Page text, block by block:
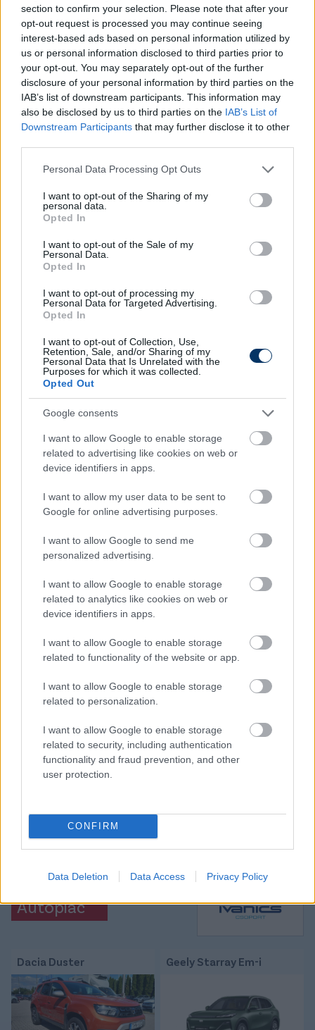
section to confirm your selection. Please note that after your
opt-out request is processed you may continue seeing
interest-based ads based on personal information utilized by
us or personal information disclosed to third parties prior to
your opt-out. You may separately opt-out of the further
disclosure of your personal information by third parties on the
IAB’s list of downstream participants. This information may
also be disclosed by us to third parties on the IAB’s List of
Downstream Participants that may further disclose it to other
Please note that this website/app uses one or more Google
not limited to your visit or usage behaviour. You may click to
grant or deny consent to Google and its third-party tags to
use your data for below specified purposes in below Google
consent section.
Personal Data Processing Opt Outs
I want to opt-out of the Sharing of my
personal data.
Opted In
I want to opt-out of the Sale of my
Personal Data.
Opted In
I want to opt-out of processing my
Personal Data for Targeted Advertising.
Opted In
I want to opt-out of Collection, Use,
Retention, Sale, and/or Sharing of my
Personal Data that Is Unrelated with the
Purposes for which it was collected.
Opted Out
Google consents
I want to allow Google to enable storage
related to advertising like cookies on web or
device identifiers in apps.
I want to allow my user data to be sent to
Google for online advertising purposes.
I want to allow Google to send me
personalized advertising.
I want to allow Google to enable storage
related to analytics like cookies on web or
device identifiers in apps.
I want to allow Google to enable storage
related to functionality of the website or app.
I want to allow Google to enable storage
related to personalization.
I want to allow Google to enable storage
related to security, including authentication
functionality and fraud prevention, and other
user protection.
CONFIRM
Data Deletion Data Access Privacy Policy
FRISSÍTÉS:Szalai klubváltásának hírét már a svájci
Blickés a német Bildis megerősítette (a klubok még
nem). Utóbbi azt írja, hogy a Mainznál is
meglepődtek kedden, amikor Szalai kérte a
szerződése felbontását, de nem akartak akadályt
gördíteni a klubnál mindenki által elismert csatár
távozása elé. A német lap szerint a magyar légiós
másfél évre írt alá Bázelben.
Olvastad már?
Interjú: "Az ETO, mint brand, a Fradi
mellett a legértékesebb a magyar
sportklubok között" - az FTC-t is meg
akarta venni a vidéki fellegvár új
ügyvezetője
A mai napig ő tartja tízpróbában a szlovák rekordot,
mindenki érti, hogy került az ETO ügyvezetői székébe a
rozsnyói születésű Soldos Péter. A tulajdonosváltáson
átesett klub vezetője azonban komoly szakmai
tapasztalatokkal bír, annak ellenére, hogy kívülről
érkezett a magyar labdarúgásba. Ahogy ő fogalmaz:
fontos, hogy a magyar futballba külső szakértelmet
hozzunk be és ne folyamatosan a régi bútordarabokat
tologassuk. Soldos egy vadonatúj bútordarab, aki
kötelességének érzi, hogy az ETO-ból hazai topklubot
csináljanak. Interjú.
Elolvasom
Itt állíthatod be, hogy a Csakfoci az elsők
között legyen a Google-találatokban
Tetszett a cikk? Megosztanád?
#MAGYAR FOCI
#BUNDESLIGA
#SZALAI ÁDÁM #MAINZ #BASEL
Autópiac
Dacia Duster Geely Starray Em-i